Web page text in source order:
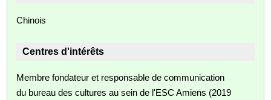
Chinois
Centres d'intérêts
Membre fondateur et responsable de communication
du bureau des cultures au sein de l'ESC Amiens (2019